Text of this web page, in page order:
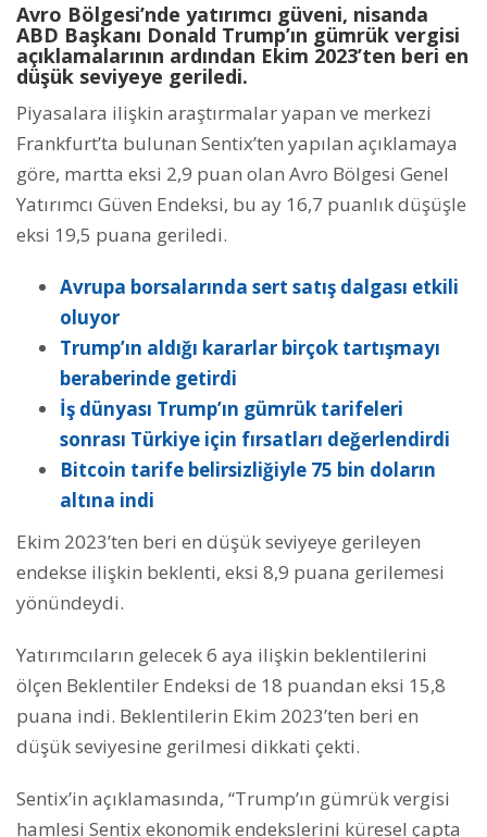
Avro Bölgesi’nde yatırımcı güveni, nisanda
ABD Başkanı Donald Trump’ın gümrük vergisi
açıklamalarının ardından Ekim 2023’ten beri en
düşük seviyeye geriledi.
Piyasalara ilişkin araştırmalar yapan ve merkezi
Frankfurt’ta bulunan Sentix’ten yapılan açıklamaya
göre, martta eksi 2,9 puan olan Avro Bölgesi Genel
Yatırımcı Güven Endeksi, bu ay 16,7 puanlık düşüşle
eksi 19,5 puana geriledi.
Avrupa borsalarında sert satış dalgası etkili
oluyor
Trump’ın aldığı kararlar birçok tartışmayı
beraberinde getirdi
İş dünyası Trump’ın gümrük tarifeleri
sonrası Türkiye için fırsatları değerlendirdi
Bitcoin tarife belirsizliğiyle 75 bin doların
altına indi
Ekim 2023’ten beri en düşük seviyeye gerileyen
endekse ilişkin beklenti, eksi 8,9 puana gerilemesi
yönündeydi.
Yatırımcıların gelecek 6 aya ilişkin beklentilerini
ölçen Beklentiler Endeksi de 18 puandan eksi 15,8
puana indi. Beklentilerin Ekim 2023’ten beri en
düşük seviyesine gerilmesi dikkati çekti.
Sentix’in açıklamasında, “Trump’ın gümrük vergisi
hamlesi Sentix ekonomik endekslerini küresel çapta